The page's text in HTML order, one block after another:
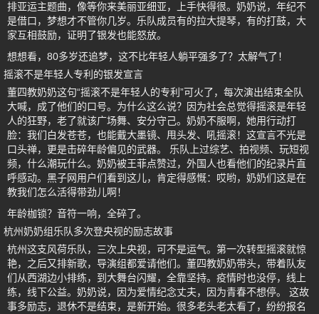
排亚运主题曲，像等你来美丽亚细亚，上手快得很。奶奶说，年纪不
是借口，梦想才不管你几岁。乐队成员有的拉大提琴，有的打鼓，大
家互相鼓励，证明了银发也能怒放。
想想看，80多岁还追梦，这不比年轻人躺平强多了？太解气了！
摇滚不是年轻人专利的银发宣言
董四教奶奶这句“摇滚不是年轻人的专利”可火了，每次演出结束全队
大喊，成了他们的口号。为什么这么说？因为社会总觉得摇滚是年轻
人的狂野，老了就该广场舞、安分守己。奶奶不服啊，她用行动打
脸：我们白发苍苍，也能戴大墨镜、甩头发、吼摇滚！这宣言不光是
口头禅，更是击碎年龄偏见的武器。 乐队上过综艺、拍视频、玩短视
频，什么潮玩什么。奶奶被王菲点赞过，外国人也看他们的纪录片直
呼感动。黑子网用户们看到这儿，肯定得感慨：哎哟，奶奶们这是在
教我们怎么活得带劲儿啊！
年龄枷锁？音符一响，全碎了。
杭州奶奶组乐队多次登央视的励志故事
杭州这支风荷乐队，三次上央视，可不是运气。第一次转型摇滚就惊
艳，之后又排新歌，导演组都爱请他们。董四教奶奶带头，带着队友
们从西湖边小排练，到大舞台闪耀，全靠坚持。疫情时也没停，线上
练，线下公益。奶奶说，因为爱情纪念丈夫，因为青春不想停。 这故
事多励志，退休不是结束，是新开始。很多老头老太看了，纷纷报名